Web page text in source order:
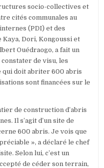
socio-collectives et
cités communales au
(PDI) et des
Kaya, Dori, Kongoussi et
Ouédraogo, a fait un
de visu, les
qui doit abriter 600 abris
sont financées sur le
de construction d’abris
Il s’agit d’un site de
600 abris. Je vois que
», a déclaré le chef
Selon lui, c’est un
de céder son terrain,